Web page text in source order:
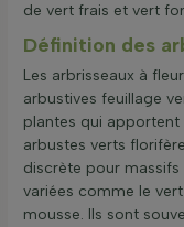
de vert frais et vert
Définition des
Les arbrisseaux à
arbustives feuillage
plantes qui apportent
arbustes verts
discrète pour
variées comme le
mousse. Ils sont